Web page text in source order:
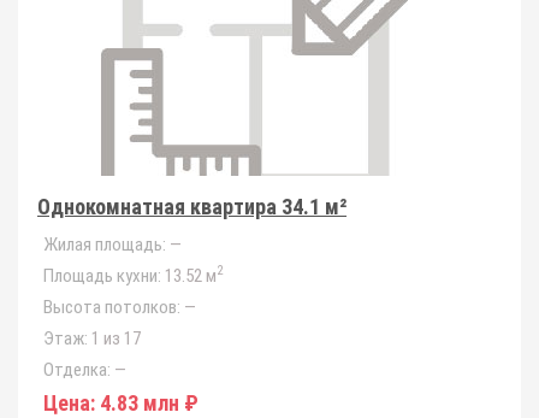
Однокомнатная квартира 34.1 м²
Жилая площадь: —
Площадь кухни: 13.52 м2
Высота потолков: —
Этаж: 1 из 17
Отделка: —
Цена: 4.83 млн ₽